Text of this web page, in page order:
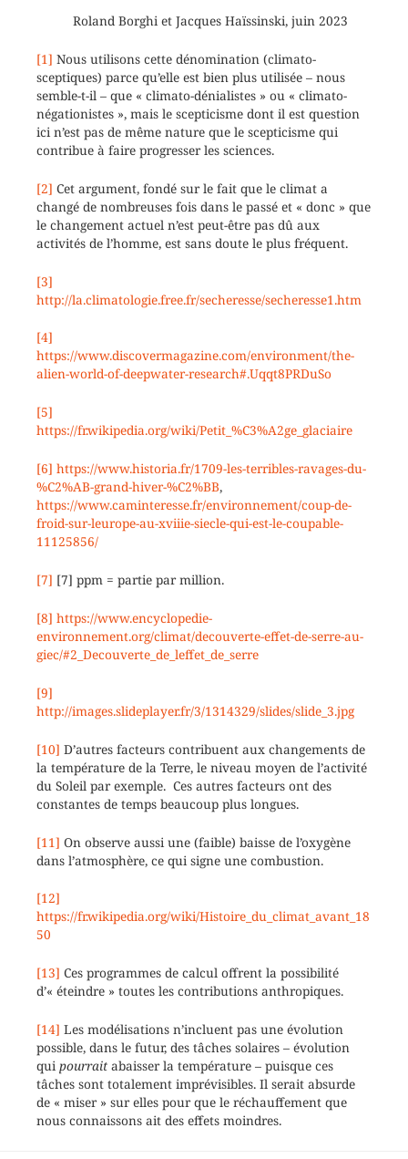
Roland Borghi et Jacques Haïssinski, juin 2023
[1] Nous utilisons cette dénomination (climato-
sceptiques) parce qu’elle est bien plus utilisée – nous
semble-t-il – que « climato-dénialistes » ou « climato-
négationistes », mais le scepticisme dont il est question
ici n’est pas de même nature que le scepticisme qui
contribue à faire progresser les sciences.
[2] Cet argument, fondé sur le fait que le climat a
changé de nombreuses fois dans le passé et « donc » que
le changement actuel n’est peut-être pas dû aux
activités de l’homme, est sans doute le plus fréquent.
[3]
http://la.climatologie.free.fr/secheresse/secheresse1.htm
[4]
https://www.discovermagazine.com/environment/the-
alien-world-of-deepwater-research#.Uqqt8PRDuSo
[5]
https://fr.wikipedia.org/wiki/Petit_%C3%A2ge_glaciaire
[6] https://www.historia.fr/1709-les-terribles-ravages-du-
%C2%AB-grand-hiver-%C2%BB,
https://www.caminteresse.fr/environnement/coup-de-
froid-sur-leurope-au-xviiie-siecle-qui-est-le-coupable-
11125856/
[7] [7] ppm = partie par million.
[8] https://www.encyclopedie-
environnement.org/climat/decouverte-effet-de-serre-au-
giec/#2_Decouverte_de_leffet_de_serre
[9]
http://images.slideplayer.fr/3/1314329/slides/slide_3.jpg
[10] D’autres facteurs contribuent aux changements de
la température de la Terre, le niveau moyen de l’activité
du Soleil par exemple. Ces autres facteurs ont des
constantes de temps beaucoup plus longues.
[11] On observe aussi une (faible) baisse de l’oxygène
dans l’atmosphère, ce qui signe une combustion.
[12]
https://fr.wikipedia.org/wiki/Histoire_du_climat_avant_18
50
[13] Ces programmes de calcul offrent la possibilité
d’« éteindre » toutes les contributions anthropiques.
[14] Les modélisations n’incluent pas une évolution
possible, dans le futur, des tâches solaires – évolution
quipourrait abaisser la température – puisque ces
tâches sont totalement imprévisibles. Il serait absurde
de « miser » sur elles pour que le réchauffement que
nous connaissons ait des effets moindres.